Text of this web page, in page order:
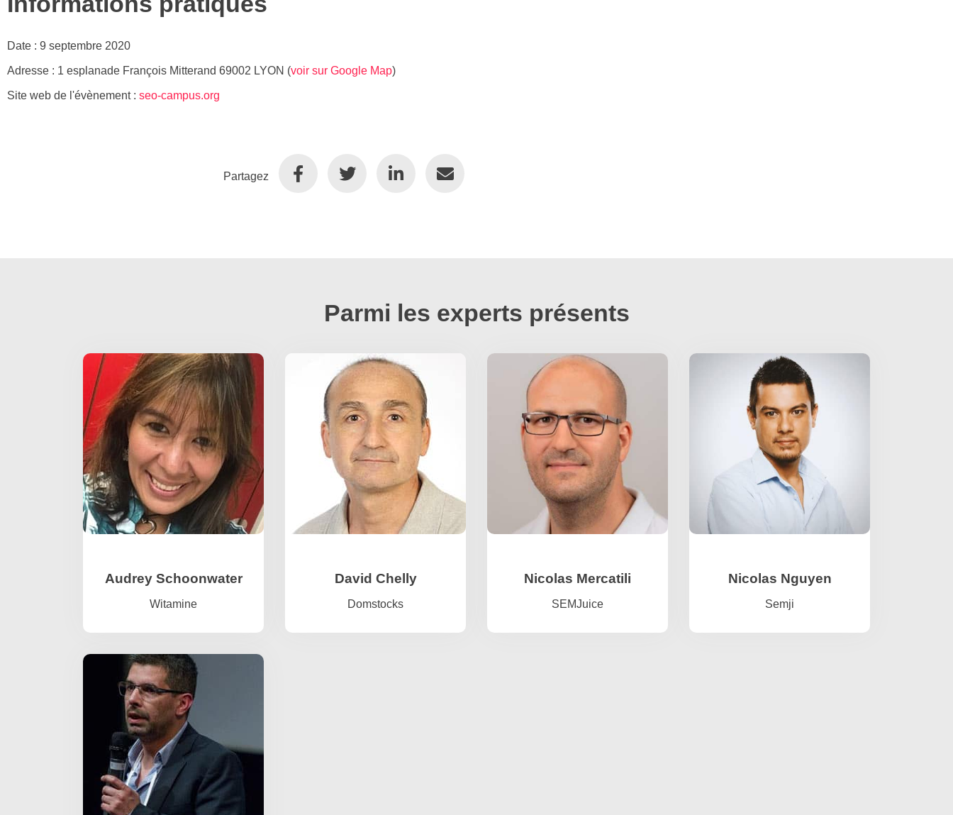
Date : 9 septembre 2020
Adresse : 1 esplanade François Mitterand 69002 LYON (voir sur Google Map)
Site web de l'évènement : seo-campus.org
Partagez
Parmi les experts présents
Audrey Schoonwater
Witamine
David Chelly
Domstocks
Nicolas Mercatili
SEMJuice
Nicolas Nguyen
Semji